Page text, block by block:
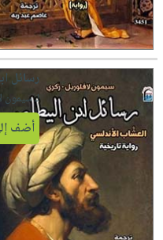
رسائل
لـ سيمون
أضف